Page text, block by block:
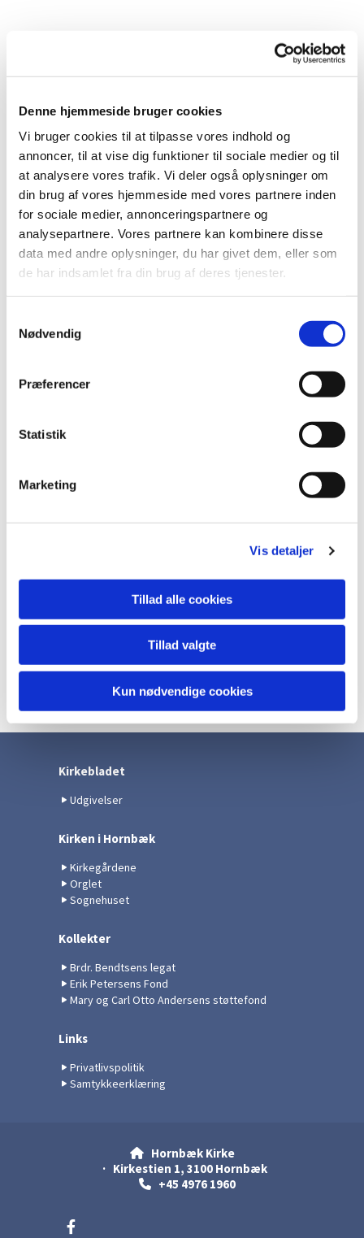
Denne hjemmeside bruger cookies
Vi bruger cookies til at tilpasse vores indhold og
annoncer, til at vise dig funktioner til sociale medier og til
at analysere vores trafik. Vi deler også oplysninger om
din brug af vores hjemmeside med vores partnere inden
for sociale medier, annonceringspartnere og
analysepartnere. Vores partnere kan kombinere disse
data med andre oplysninger, du har givet dem, eller som
de har indsamlet fra din brug af deres tjenester.
Nødvendig
Præferencer
Statistik
Marketing
Vis detaljer
Tillad alle cookies
Tillad valgte
Kun nødvendige cookies
Du vil måske også kunne lide...
Kirkebladet
Udgivelser
Kirken i Hornbæk
Kirkegårdene
Orglet
Sognehuset
Kollekter
Brdr. Bendtsens legat
Erik Petersens Fond
Mary og Carl Otto Andersens støttefond
Links
Privatlivspolitik
Samtykkeerklæring
Hornbæk Kirke
· Kirkestien 1, 3100 Hornbæk
+45 4976 1960